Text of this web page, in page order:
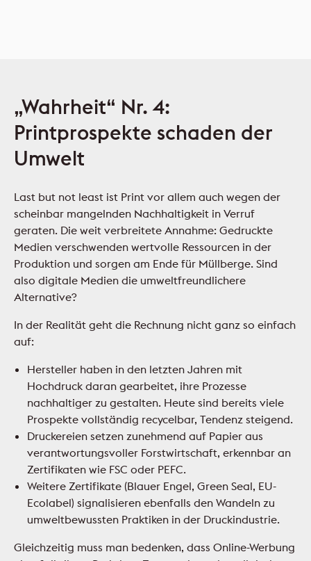
„Wahrheit“ Nr. 4:
Printprospekte schaden der
Umwelt
Last but not least ist Print vor allem auch wegen der
scheinbar mangelnden Nachhaltigkeit in Verruf
geraten. Die weit verbreitete Annahme: Gedruckte
Medien verschwenden wertvolle Ressourcen in der
Produktion und sorgen am Ende für Müllberge. Sind
also digitale Medien die umweltfreundlichere
Alternative?
In der Realität geht die Rechnung nicht ganz so einfach
auf:
Hersteller haben in den letzten Jahren mit
Hochdruck daran gearbeitet, ihre Prozesse
nachhaltiger zu gestalten. Heute sind bereits viele
Prospekte vollständig recycelbar, Tendenz steigend.
Druckereien setzen zunehmend auf Papier aus
verantwortungsvoller Forstwirtschaft, erkennbar an
Zertifikaten wie FSC oder PEFC.
Weitere Zertifikate (Blauer Engel, Green Seal, EU-
Ecolabel) signalisieren ebenfalls den Wandeln zu
umweltbewussten Praktiken in der Druckindustrie.
Gleichzeitig muss man bedenken, dass Online-Werbung